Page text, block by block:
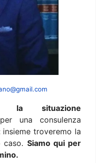
la situazione
una consulenza
troveremo la
caso. Siamo qui per